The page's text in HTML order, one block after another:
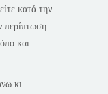
κατά την
περίπτωση
και
κι